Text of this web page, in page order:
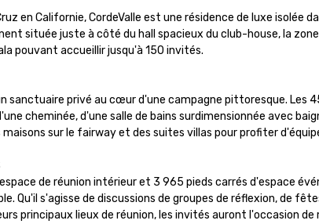
en Californie, CordeValle est une résidence de luxe
située juste à côté du hall spacieux du club-house, la
pouvant accueillir jusqu'à 150 invités.
sanctuaire privé au cœur d'une campagne pittoresque.
cheminée, d'une salle de bains surdimensionnée avec
sur le fairway et des suites villas pour profiter
de réunion intérieur et 3 965 pieds carrés d'espace
Qu'il s'agisse de discussions de groupes de réflexion, de
principaux lieux de réunion, les invités auront l'occasion